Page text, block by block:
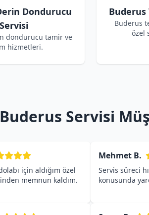
Dondurucu
Servisi
dondurucu tamir ve
hizmetleri.
Buderus
Buderus
özel
Servisi
için aldığım özel
memnun kaldım.
Mehmet B.
Servis süreci
konusunda